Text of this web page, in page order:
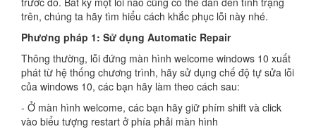
trên, chúng ta hãy tìm hiểu cách khắc phục lỗi này nhé.
Phương pháp 1: Sử dụng Automatic Repair
Thông thường, lỗi đứng màn hình welcome windows 10 xuất
phát từ hệ thống chương trình, hãy sử dụng chế độ tự sửa lỗi
của windows 10, các bạn hãy làm theo cách sau:
- Ở màn hình welcome, các bạn hãy giữ phím shift và click
vào biểu tượng restart ở phía phải màn hình